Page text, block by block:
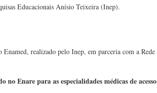
Educacionais Anísio Teixeira (Inep).
realizado pelo Inep, em parceria com a Rede
Enare para as especialidades médicas de acesso